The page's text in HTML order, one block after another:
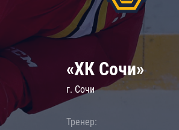
«ХК Сочи»
г. Сочи
Тренер: